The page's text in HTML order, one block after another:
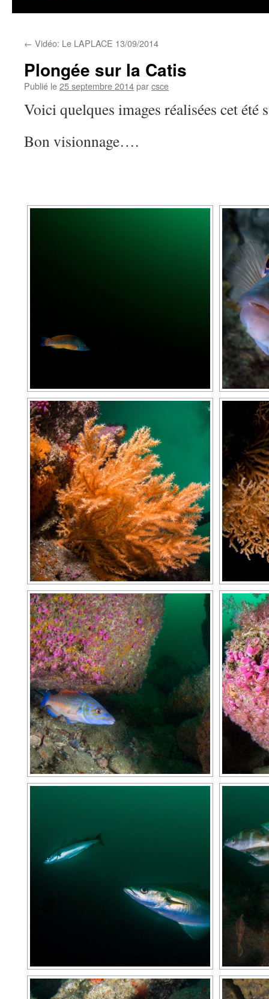
← Vidéo: Le LAPLACE 13/09/2014
Plongée sur la Catis
Publié le25 septembre 2014parcsce
Voici quelques images réalisées cet été
Bon visionnage….